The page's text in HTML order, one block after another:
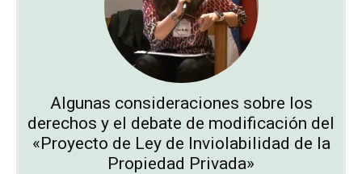
Algunas consideraciones sobre los
derechos y el debate de modificación del
«Proyecto de Ley de Inviolabilidad de la
Propiedad Privada»